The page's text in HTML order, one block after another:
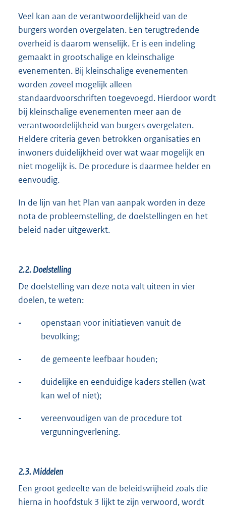
Veel kan aan de verantwoordelijkheid van de
burgers worden overgelaten. Een terugtredende
overheid is daarom wenselijk. Er is een indeling
gemaakt in grootschalige en kleinschalige
evenementen. Bij kleinschalige evenementen
worden zoveel mogelijk alleen
standaardvoorschriften toegevoegd. Hierdoor wordt
bij kleinschalige evenementen meer aan de
verantwoordelijkheid van burgers overgelaten.
Heldere criteria geven betrokken organisaties en
inwoners duidelijkheid over wat waar mogelijk en
niet mogelijk is. De procedure is daarmee helder en
eenvoudig.
In de lijn van het Plan van aanpak worden in deze
nota de probleemstelling, de doelstellingen en het
beleid nader uitgewerkt.
2.2.Doelstelling
De doelstelling van deze nota valt uiteen in vier
doelen, te weten:
-
openstaan voor initiatieven vanuit de
bevolking;
- de gemeente leefbaar houden;
-
duidelijke en eenduidige kaders stellen (wat
kan wel of niet);
-
vereenvoudigen van de procedure tot
vergunningverlening.
2.3.Middelen
Een groot gedeelte van de beleidsvrijheid zoals die
hierna in hoofdstuk 3 lijkt te zijn verwoord, wordt